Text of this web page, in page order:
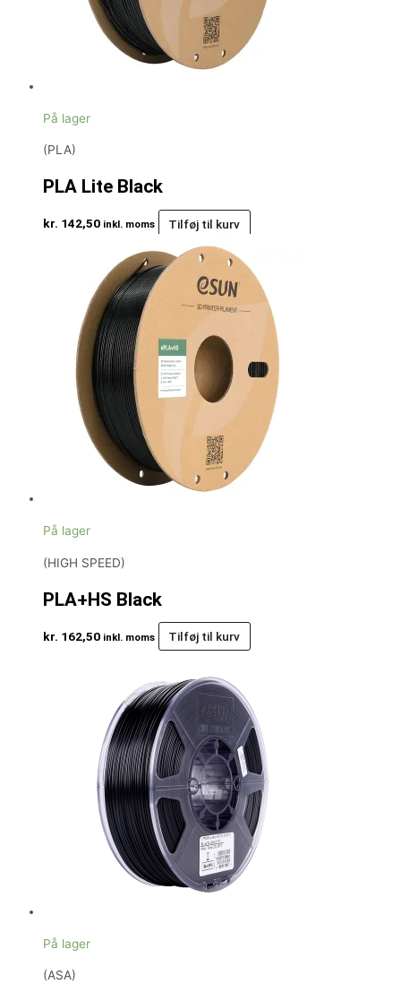
På lager
(PLA)
PLA Lite Black
kr. 142,50 inkl. moms Tilføj til kurv
På lager
(HIGH SPEED)
PLA+HS Black
kr. 162,50 inkl. moms Tilføj til kurv
På lager
(ASA)